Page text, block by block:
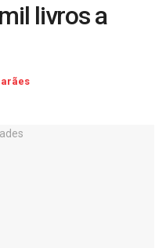
livros a